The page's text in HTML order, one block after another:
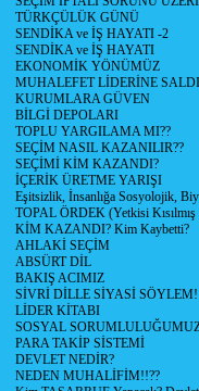
TÜRKÇÜLÜK GÜNÜ
SENDİKA ve İŞ HAYATI -2
SENDİKA ve İŞ HAYATI
EKONOMİK YÖNÜMÜZ
MUHALEFET LİDERİNE
KURUMLARA GÜVEN
BİLGİ DEPOLARI
TOPLU YARGILAMA MI??
SEÇİM NASIL KAZANILIR??
SEÇİMİ KİM KAZANDI?
İÇERİK ÜRETME YARIŞI
Eşitsizlik, İnsanlığa Sosyolojik,
TOPAL ÖRDEK (Yetkisi
KİM KAZANDI? Kim Kaybetti?
AHLAKİ SEÇİM
ABSÜRT DİL
BAKIŞ ACIMIZ
SİVRİ DİLLE SİYASİ
LİDER KİTABI
SOSYAL
PARA TAKİP SİSTEMİ
DEVLET NEDİR?
NEDEN MUHALİFİM!!??